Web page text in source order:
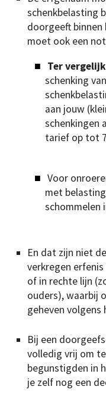
schenkbelasting
doorgeeft
moet ook een
Ter
schenking
aan jouw
schenkingen
tarief op tot
Voor
met
schommelen
En dat zijn niet
verkregen
of in rechte lijn
ouders), waarbij
geheven
Bij een
volledig vrij om
begunstigden in
je zelf nog een